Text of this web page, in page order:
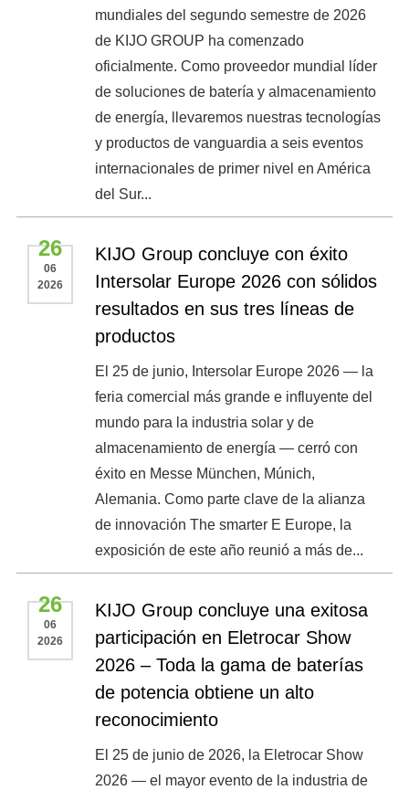
mundiales del segundo semestre de 2026
de KIJO GROUP ha comenzado
oficialmente. Como proveedor mundial líder
de soluciones de batería y almacenamiento
de energía, llevaremos nuestras tecnologías
y productos de vanguardia a seis eventos
internacionales de primer nivel en América
del Sur...
26
06
2026
KIJO Group concluye con éxito
Intersolar Europe 2026 con sólidos
resultados en sus tres líneas de
productos
El 25 de junio, Intersolar Europe 2026 — la
feria comercial más grande e influyente del
mundo para la industria solar y de
almacenamiento de energía — cerró con
éxito en Messe München, Múnich,
Alemania. Como parte clave de la alianza
de innovación The smarter E Europe, la
exposición de este año reunió a más de...
26
06
2026
KIJO Group concluye una exitosa
participación en Eletrocar Show
2026 – Toda la gama de baterías
de potencia obtiene un alto
reconocimiento
El 25 de junio de 2026, la Eletrocar Show
2026 — el mayor evento de la industria de